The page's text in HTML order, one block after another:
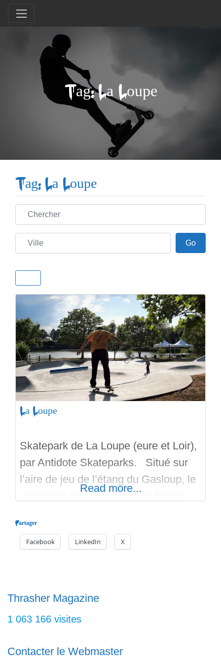
Tag: La Loupe
Tag: La Loupe
Chercher
Ville GoGo
La Loupe
Skatepark de La Loupe (eure et Loir),
par Antidote Skateparks. Situé sur
l’aire de jeu de l’étang du Gasloup, le
skatepark en extérieur et en béton
2025, les riders peuvent profiter d’une
surface de 450 mètres de glisse
manuals,
Read more...
Partager
Facebook LinkedIn X
Thrasher Magazine
1 063 166 visites
Contacter le Webmaster